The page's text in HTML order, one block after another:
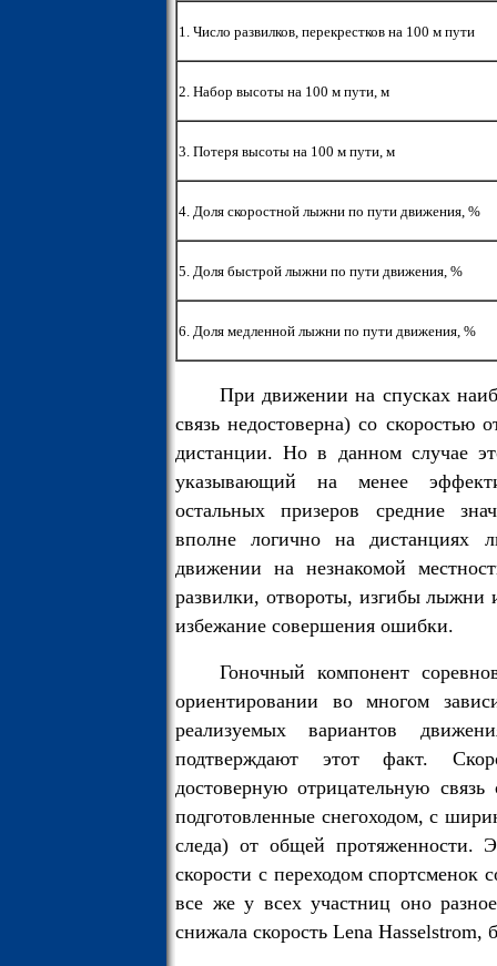
1. Число развилков, перекрестков на 100 м пути
2. Набор высоты на 100 м пути, м
3. Потеря высоты на 100 м пути, м
4. Доля скоростной лыжни по пути движения, %
5. Доля быстрой лыжни по пути движения, %
6. Доля медленной лыжни по пути движения, %
При движении на спусках
связь недостоверна) со
дистанции. Но в данном случае
указывающий на менее
остальных призеров средние
вполне логично на дистанциях
движении на незнакомой
развилки, отвороты, изгибы лыжни
избежание совершения ошибки.
Гоночный компонент
ориентировании во многом
реализуемых вариантов
подтверждают этот факт.
достоверную отрицательную
подготовленные снегоходом, с
следа) от общей протяженности.
скорости с переходом
все же у всех участниц оно
снижала скорость Lena